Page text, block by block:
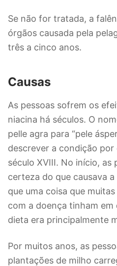
Se não for tratada, a
órgãos causada pela
três a cinco anos.
Causas
As pessoas sofrem os
niacina há séculos. O
pelle agra para “pele
descrever a condição
século XVIII. No início, as
certeza do que causava
que uma coisa que
com a doença tinham em
dieta era principalmente
Por muitos anos, as
plantações de milho